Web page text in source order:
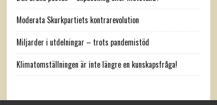
Moderata Skurkpartiets kontrarevolution
Miljarder i utdelningar – trots pandemistöd
Klimatomställningen är inte längre en kunskapsfråga!